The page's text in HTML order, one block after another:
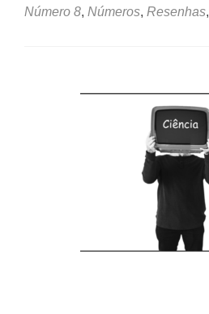
Número 8, Números, Resenhas,